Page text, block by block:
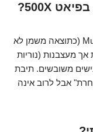
כפי שפורט במאמר: תקלות במערכת ה-MultiAir (כתוצאה משמן לא
מעצבנות (נוריות
משובשים. תיבת
"אחרת" אבל לרוב אינה